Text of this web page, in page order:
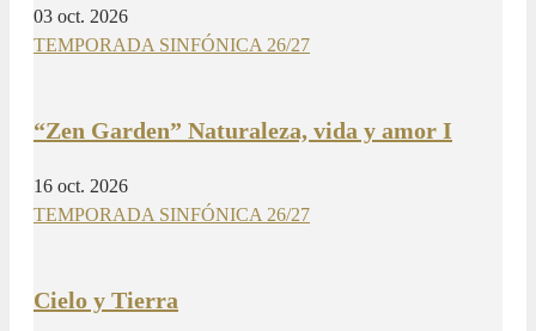
03 oct. 2026
TEMPORADA SINFÓNICA 26/27
“Zen Garden” Naturaleza, vida y amor I
16 oct. 2026
TEMPORADA SINFÓNICA 26/27
Cielo y Tierra